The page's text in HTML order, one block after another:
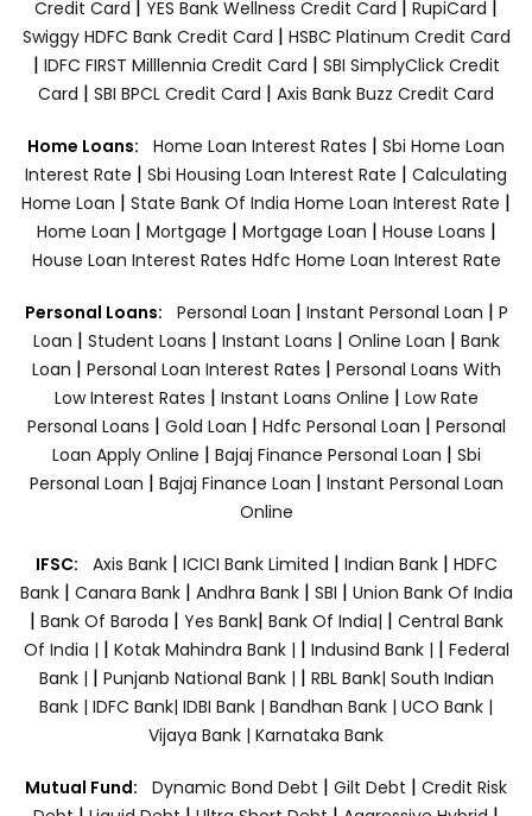
Credit Card | YES Bank Wellness Credit Card | RupiCard |
Swiggy HDFC Bank Credit Card | HSBC Platinum Credit Card
| IDFC FIRST Milllennia Credit Card | SBI SimplyClick Credit
Card | SBI BPCL Credit Card | Axis Bank Buzz Credit Card
Home Loans: Home Loan Interest Rates | Sbi Home Loan
Interest Rate | Sbi Housing Loan Interest Rate | Calculating
Home Loan | State Bank Of India Home Loan Interest Rate |
Home Loan | Mortgage | Mortgage Loan | House Loans |
House Loan Interest Rates Hdfc Home Loan Interest Rate
Personal Loans: Personal Loan | Instant Personal Loan | P
Loan | Student Loans | Instant Loans | Online Loan | Bank
Loan | Personal Loan Interest Rates | Personal Loans With
Low Interest Rates | Instant Loans Online | Low Rate
Personal Loans | Gold Loan | Hdfc Personal Loan | Personal
Loan Apply Online | Bajaj Finance Personal Loan | Sbi
Personal Loan | Bajaj Finance Loan | Instant Personal Loan
Online
IFSC: Axis Bank | ICICI Bank Limited | Indian Bank | HDFC
Bank| Canara Bank | Andhra Bank| SBI | Union Bank Of India
| Bank Of Baroda | Yes Bank| Bank Of India| | Central Bank
Of India | | Kotak Mahindra Bank | | Indusind Bank | | Federal
Bank | | Punjanb National Bank | | RBL Bank| South Indian
Bank | IDFC Bank| IDBI Bank | Bandhan Bank | UCO Bank |
Vijaya Bank | Karnataka Bank
Mutual Fund: Dynamic Bond Debt | Gilt Debt | Credit Risk